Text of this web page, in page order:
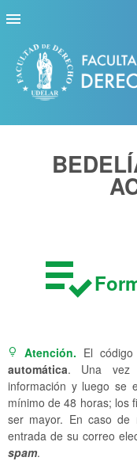
playlist_add_check
lightbulb Atención. El código
automática. Una vez
información y luego se
mínimo de 48 horas; los
ser mayor. En caso
entrada de su correo
spam.